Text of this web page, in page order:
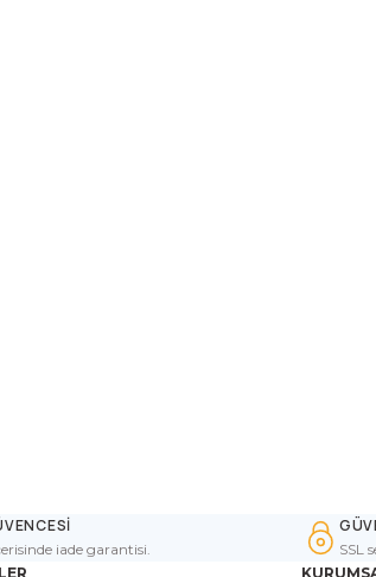
iade garantisi. SSL